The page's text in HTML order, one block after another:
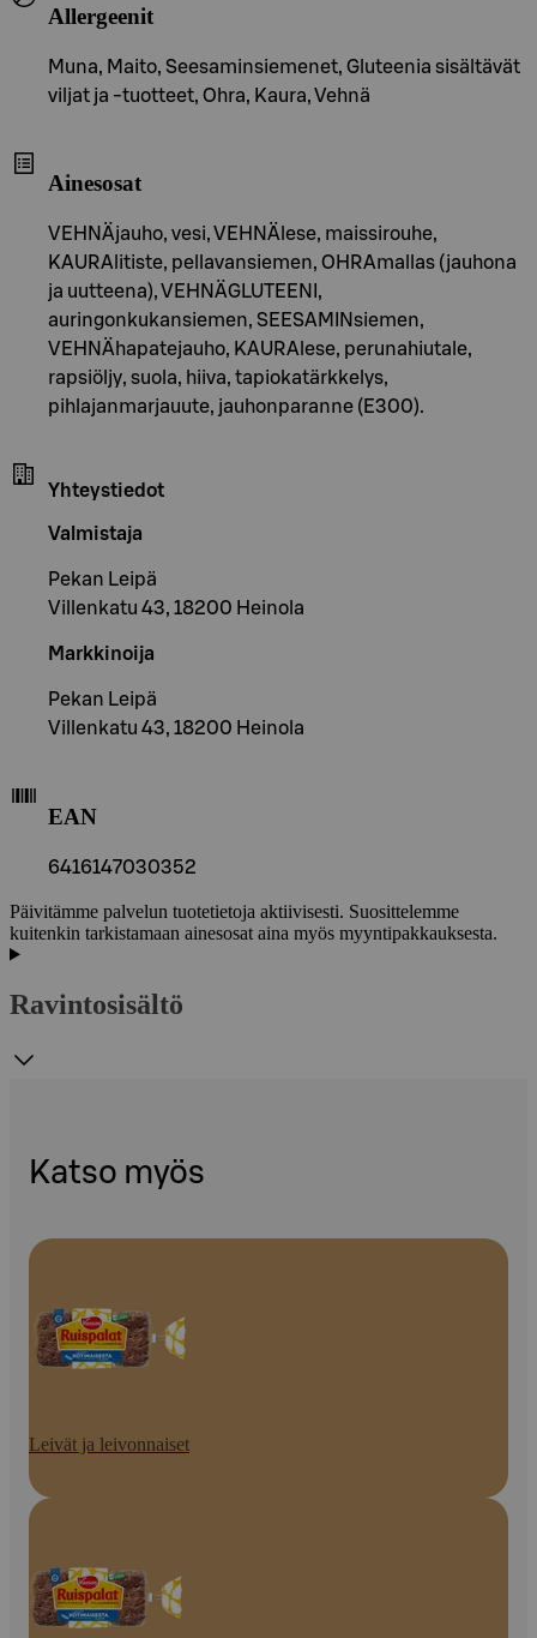
Allergeenit
Muna, Maito, Seesaminsiemenet, Gluteenia sisältävät
viljat ja -tuotteet, Ohra, Kaura, Vehnä
Ainesosat
VEHNÄjauho, vesi, VEHNÄlese, maissirouhe,
KAURAlitiste, pellavansiemen, OHRAmallas (jauhona
ja uutteena), VEHNÄGLUTEENI,
auringonkukansiemen, SEESAMINsiemen,
VEHNÄhapatejauho, KAURAlese, perunahiutale,
rapsiöljy, suola, hiiva, tapiokatärkkelys,
pihlajanmarjauute, jauhonparanne (E300).
Yhteystiedot
Valmistaja
Pekan Leipä
Villenkatu 43, 18200 Heinola
Markkinoija
Pekan Leipä
Villenkatu 43, 18200 Heinola
EAN
6416147030352
Päivitämme palvelun tuotetietoja aktiivisesti. Suosittelemme
kuitenkin tarkistamaan ainesosat aina myös myyntipakkauksesta.
Ravintosisältö
Katso myös
Leivät ja leivonnaiset